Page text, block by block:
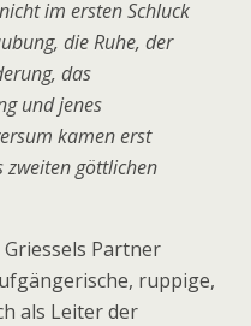
im ersten Schluck
die Ruhe, der
das
und jenes
kamen erst
zweiten göttlichen
Partner
ruppige,
als Leiter der